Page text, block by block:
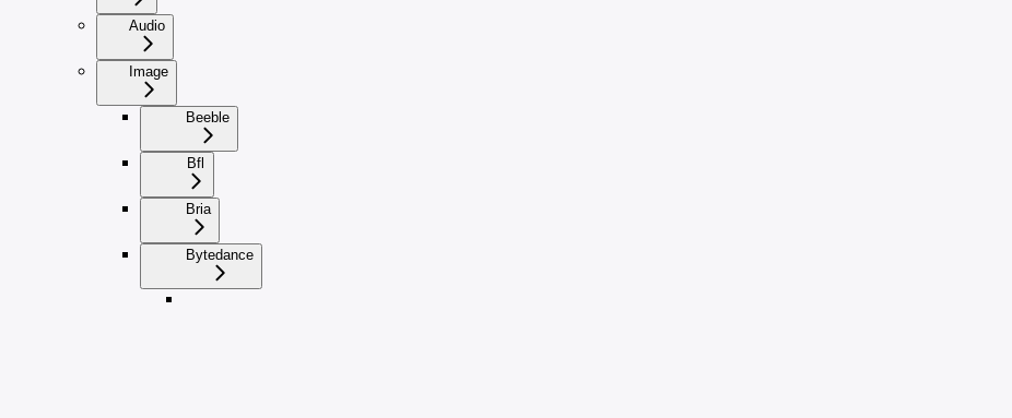
Audio
Image
Beeble
Bfl
Bria
Bytedance